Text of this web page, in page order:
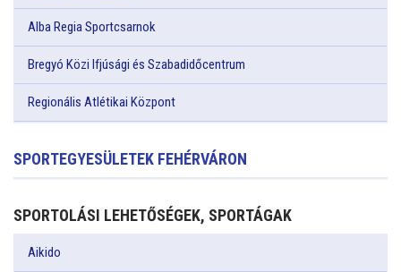
Alba Regia Sportcsarnok
Bregyó Közi Ifjúsági és Szabadidőcentrum
Regionális Atlétikai Központ
SPORTEGYESÜLETEK FEHÉRVÁRON
SPORTOLÁSI LEHETŐSÉGEK, SPORTÁGAK
Aikido